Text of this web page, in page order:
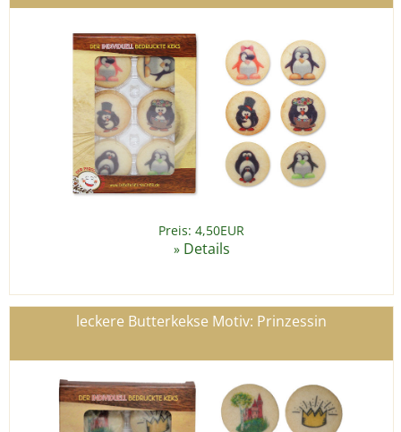
Preis: 4,50EUR
» Details
leckere Butterkekse Motiv: Prinzessin